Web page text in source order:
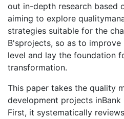
out in-depth research based
aiming to explore
strategies suitable for the
B'sprojects, so as to
level and lay the foundation
transformation.
This paper takes the quality
development projects
First, it systematically